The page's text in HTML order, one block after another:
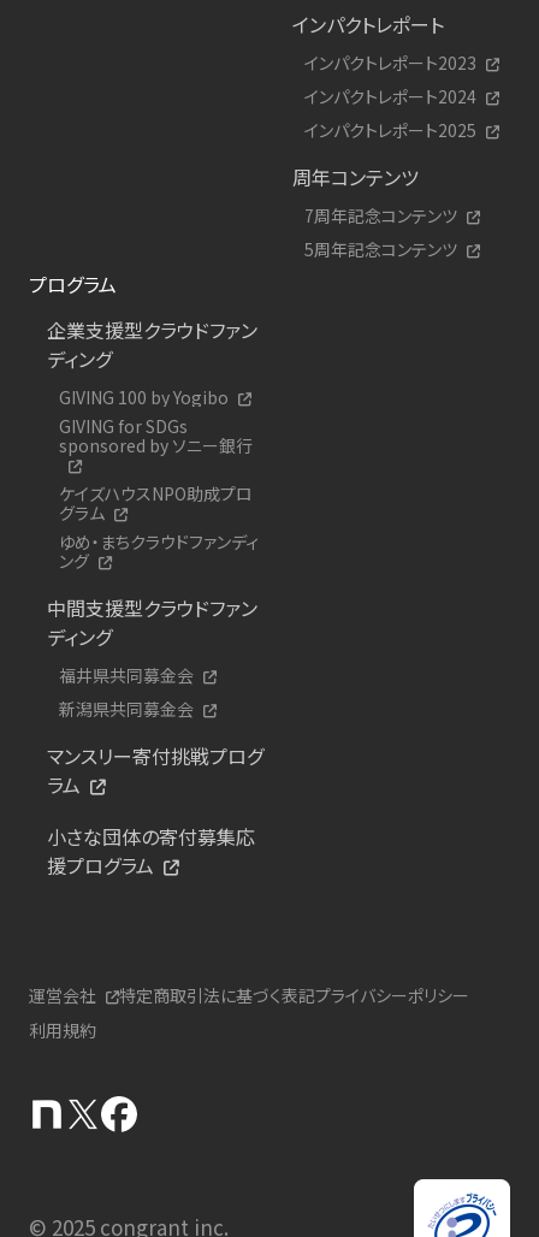
インパクトレポート
インパクトレポート2023
インパクトレポート2024
インパクトレポート2025
周年コンテンツ
7周年記念コンテンツ
5周年記念コンテンツ
プログラム
企業支援型クラウドファン
ディング
GIVING 100 by Yogibo
GIVING for SDGs
sponsored by ソニー銀行
ケイズハウスNPO助成プロ
グラム
ゆめ・まちクラウドファンディ
ング
中間支援型クラウドファン
ディング
福井県共同募金会
新潟県共同募金会
マンスリー寄付挑戦プログ
ラム
小さな団体の寄付募集応
援プログラム
運営会社 特定商取引法に基づく表記プライバシーポリシー
利用規約
© 2025 congrant inc.